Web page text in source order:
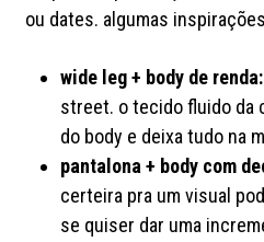
ou dates. algumas
wide leg + body de renda:
street. o tecido fluido da
do body e deixa tudo na
pantalona + body com
certeira pra um visual
se quiser dar uma